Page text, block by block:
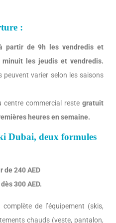
:
partir de 9h les vendredis et
les jeudis et vendredis.
peuvent varier selon les saisons
centre commercial reste gratuit
heures en semaine.
Dubai, deux formules
de 240 AED
300 AED.
de l’équipement (skis,
chauds (veste, pantalon,